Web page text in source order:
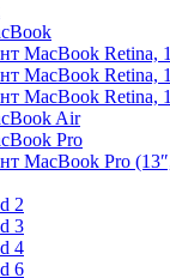
MacBook Retina,
MacBook Retina,
MacBook Retina,
Air
Pro
MacBook Pro
2
3
4
6